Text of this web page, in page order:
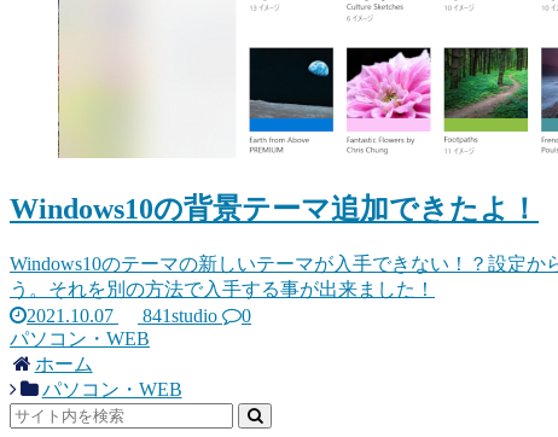
Windows10の背景テーマ追加できたよ！
Windows10のテーマの新しいテーマが入手できない！？設定
う。それを別の方法で入手する事が出来ました！
2021.10.07
841studio
0
パソコン・WEB
ホーム
パソコン・WEB